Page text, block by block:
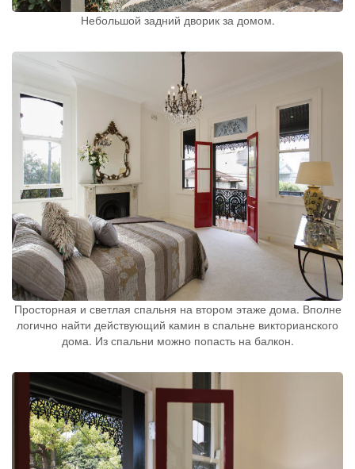
Небольшой задний дворик за домом.
Просторная и светлая спальня на втором этаже дома. Вполне
логично найти действующий камин в спальне викторианского
дома. Из спальни можно попасть на балкон.